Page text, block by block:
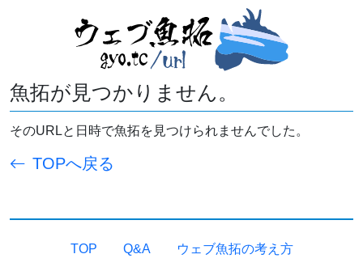
魚拓が見つかりません。
そのURLと日時で魚拓を見つけられませんでした。
TOPへ戻る
TOP Q&A ウェブ魚拓の考え方